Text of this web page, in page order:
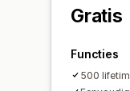
Gratis
Functies
500